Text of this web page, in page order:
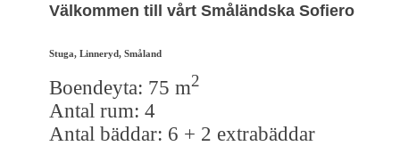
Välkommen till vårt Småländska Sofiero
Stuga, Linneryd, Småland
Boendeyta: 75 m2
Antal rum: 4
Antal bäddar: 6 + 2 extrabäddar